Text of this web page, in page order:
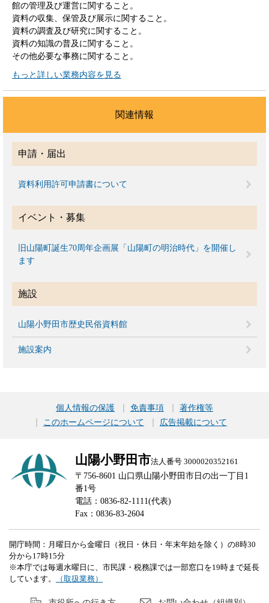
館の管理及び運営に関すること。
資料の収集、保管及び展示に関すること。
資料の調査及び研究に関すること。
資料の知識の普及に関すること。
その他必要な事務に関すること。
もっと詳しい業務内容を見る
関連情報
申請・届出
資料利用許可申請書について
イベント・募集
旧山陽町誕生70周年企画展「山陽町の明治時代」を開催し
ます
施設
山陽小野田市歴史民俗資料館
施設案内
個人情報の保護 免責事項
著作権等
このホームページについて
広告掲載について
山陽小野田市法人番号 3000020352161
〒756-8601 山口県山陽小野田市日の出一丁目1
番1号
電話：0836-82-1111(代表)
Fax：0836-83-2604
開庁時間：月曜日から金曜日（祝日・休日・年末年始を除く）の8時30
分から17時15分
※本庁では毎週水曜日に、市民課・税務課では一部窓口を19時まで延長
しています。
（取扱業務）